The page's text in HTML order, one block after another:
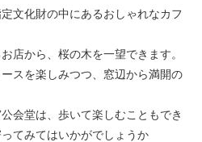
文化財の中にあるおしゃれなカフ
店から、桜の木を一望できます。
スを楽しみつつ、窓辺から満開の
会堂は、歩いて楽しむこともでき
てみてはいかがでしょうか